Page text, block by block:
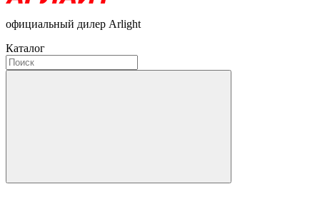
официальный дилер Arlight
Каталог